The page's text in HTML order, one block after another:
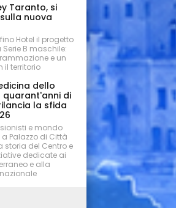
Taranto, si
nuova
Hotel il progetto
B maschile:
e un
il territorio
dello
quarant'anni di
la sfida
e mondo
Palazzo di Città
storia del Centro e
dedicate ai
e alla